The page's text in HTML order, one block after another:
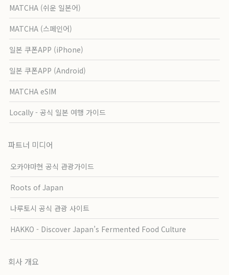
MATCHA (쉬운 일본어)
MATCHA (스페인어)
일본 쿠폰APP (iPhone)
일본 쿠폰APP (Android)
MATCHA eSIM
Locally - 공식 일본 여행 가이드
파트너 미디어
오카야마현 공식 관광가이드
Roots of Japan
나루토시 공식 관광 사이트
HAKKO - Discover Japan’s Fermented Food Culture
회사 개요